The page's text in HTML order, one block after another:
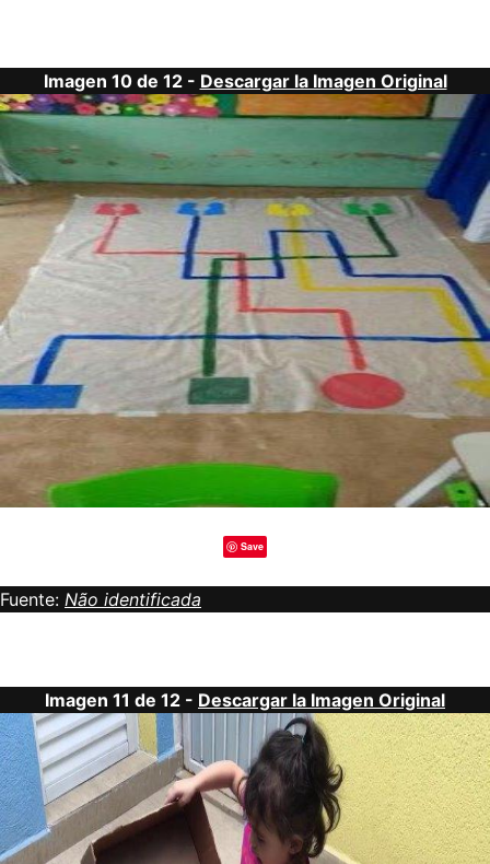
Imagen 10 de 12 - Descargar la Imagen Original
Save
Fuente: Não identificada
Imagen 11 de 12 - Descargar la Imagen Original